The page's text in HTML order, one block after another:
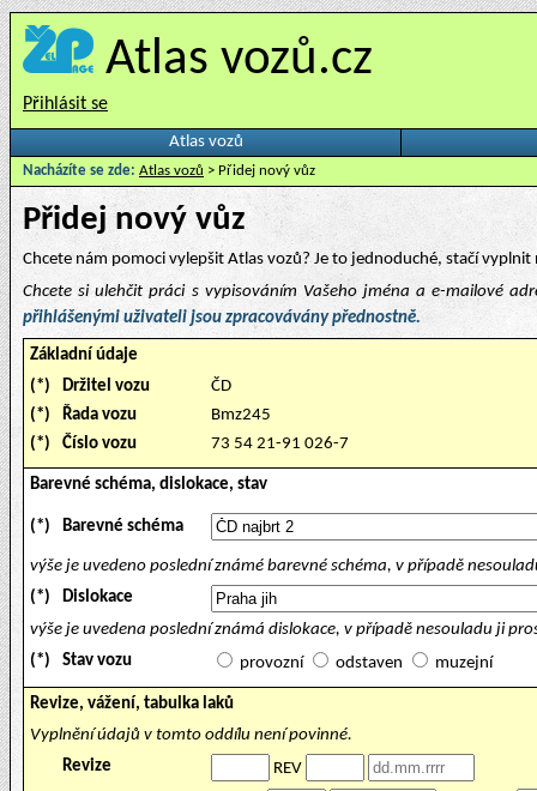
Atlas vozů.cz
Přihlásit se
Atlas vozů
Nacházíte se zde: Atlas vozů > Přidej nový vůz
Přidej nový vůz
Chcete nám pomoci vylepšit Atlas vozů? Je to jednoduché, stačí
Chcete si ulehčit práci s vypisováním Vašeho jména a e-mailové
přihlášenými uživateli jsou zpracovávány přednostně.
Základní údaje
(*)
Držitel vozu
ČD
(*)
Řada vozu
Bmz245
(*)
Číslo vozu 73 54 21-91 026-7
Barevné schéma, dislokace, stav
(*) Barevné schéma
výše je uvedeno poslední známé barevné schéma, v případě
(*)
Dislokace
výše je uvedena poslední známá dislokace, v případě nesouladu ji
(*)
Stav vozu provozní odstaven muzejní
Revize, vážení, tabulka laků
Vyplnění údajů v tomto oddílu není povinné.
Revize
REV